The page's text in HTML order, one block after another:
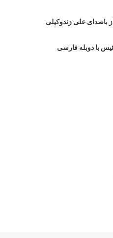
باصدای علی زندوکیلی
با دوبله فارسی